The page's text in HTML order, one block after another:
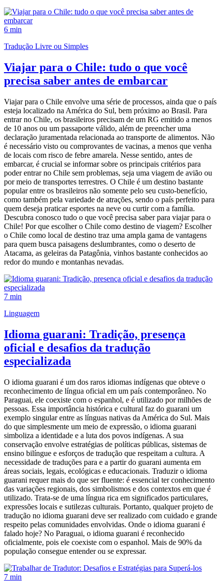
6 min
Tradução Livre ou Simples
Viajar para o Chile: tudo o que você
precisa saber antes de embarcar
Viajar para o Chile envolve uma série de processos, ainda que o país
esteja localizado na América do Sul, bem próximo ao Brasil. Para
entrar no Chile, os brasileiros precisam de um RG emitido a menos
de 10 anos ou um passaporte válido, além de preencher uma
declaração juramentada relacionada ao transporte de alimentos. Não
é necessário visto ou comprovantes de vacinas, a menos que venha
de locais com risco de febre amarela. Nesse sentido, antes de
embarcar, é crucial se informar sobre os principais critérios para
poder entrar no Chile sem problemas, seja uma viagem de avião ou
por meio de transportes terrestres. O Chile é um destino bastante
popular entre os brasileiros não somente pelo seu custo-benefício,
como também pela variedade de atrações, sendo o país perfeito para
quem deseja praticar esportes na neve ou curtir com a família.
Descubra conosco tudo o que você precisa saber para viajar para o
Chile! Por que escolher o Chile como destino de viagem? Escolher
o Chile como local de destino traz uma ampla gama de vantagens
para quem busca paisagens deslumbrantes, como o deserto de
Atacama, as geleiras da Patagônia, vinhos bastante conhecidos ao
redor do mundo e montanhas nevadas.
7 min
Linguagem
Idioma guarani: Tradição, presença
oficial e desafios da tradução
especializada
O idioma guarani é um dos raros idiomas indígenas que obteve o
reconhecimento de língua oficial em um país contemporâneo. No
Paraguai, ele coexiste com o espanhol, e é utilizado por milhões de
pessoas. Essa importância histórica e cultural faz do guarani um
exemplo singular entre as línguas nativas da América do Sul. Mais
do que simplesmente um meio de expressão, o idioma guarani
simboliza a identidade e a luta dos povos indígenas. A sua
conservação envolve estratégias de políticas públicas, sistemas de
ensino bilíngue e esforços de tradução que respeitam a cultura. A
necessidade de traduções para e a partir do guarani aumenta em
áreas sociais, legais, ecológicas e educacionais. Traduzir o idioma
guarani requer mais do que ser fluente: é essencial ter conhecimento
das variações regionais, dos simbolismos e dos contextos em que é
utilizado. Trata-se de uma língua rica em significados particulares,
expressões locais e sutilezas culturais. Portanto, qualquer projeto de
tradução no idioma guarani deve ser realizado com cuidado e grande
respeito pelas comunidades envolvidas. Onde o idioma guarani é
falado hoje? No Paraguai, o idioma guarani é reconhecido
oficialmente, pois ele coexiste com o espanhol. Mais de 90% da
população consegue entender ou se expressar.
7 min